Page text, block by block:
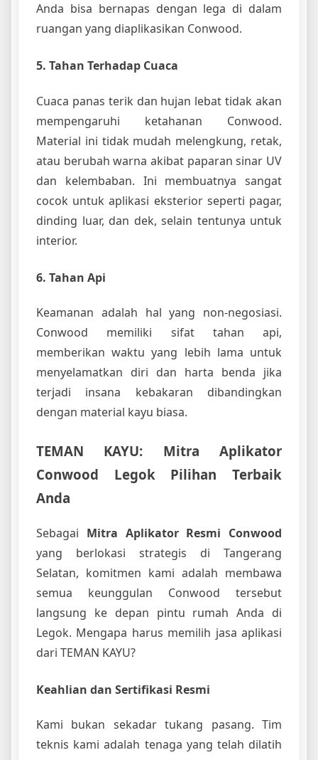
Anda bisa bernapas dengan lega di dalam
ruangan yang diaplikasikan Conwood.
5. Tahan Terhadap Cuaca
Cuaca panas terik dan hujan lebat tidak akan
mempengaruhi ketahanan Conwood.
Material ini tidak mudah melengkung, retak,
atau berubah warna akibat paparan sinar UV
dan kelembaban. Ini membuatnya sangat
cocok untuk aplikasi eksterior seperti pagar,
dinding luar, dan dek, selain tentunya untuk
interior.
6. Tahan Api
Keamanan adalah hal yang non-negosiasi.
Conwood memiliki sifat tahan api,
memberikan waktu yang lebih lama untuk
menyelamatkan diri dan harta benda jika
terjadi insana kebakaran dibandingkan
dengan material kayu biasa.
TEMAN KAYU: Mitra Aplikator
Conwood Legok Pilihan Terbaik
Anda
Sebagai Mitra Aplikator Resmi Conwood
yang berlokasi strategis di Tangerang
Selatan, komitmen kami adalah membawa
semua keunggulan Conwood tersebut
langsung ke depan pintu rumah Anda di
Legok. Mengapa harus memilih jasa aplikasi
dari TEMAN KAYU?
Keahlian dan Sertifikasi Resmi
Kami bukan sekadar tukang pasang. Tim
teknis kami adalah tenaga yang telah dilatih